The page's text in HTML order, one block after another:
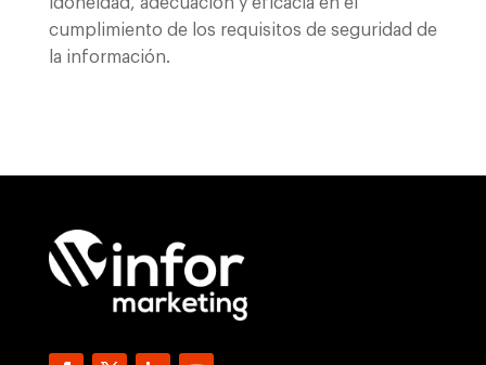
cumplimiento de los requisitos de seguridad de
la información.